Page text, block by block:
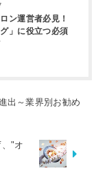
ン運営者必見！
グ」に役立つ必須
出～業界別お勧め
"オ